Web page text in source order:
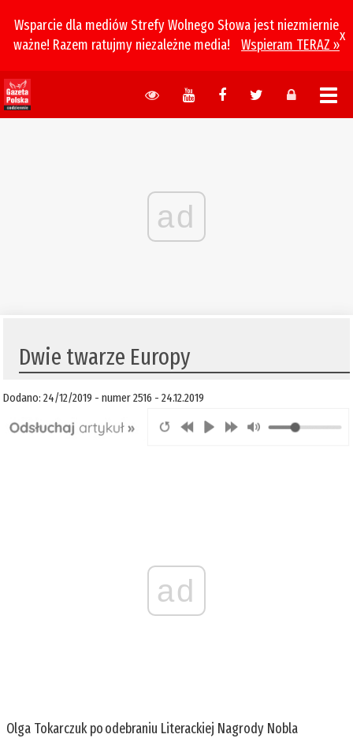
Wsparcie dla mediów Strefy Wolnego Słowa jest niezmiernie
ważne! Razem ratujmy niezależne media!
Wspieram TERAZ »
x
ad
Dwie twarze Europy
Dodano: 24/12/2019 - numer 2516 - 24.12.2019
ad
Olga Tokarczuk po odebraniu Literackiej Nagrody Nobla